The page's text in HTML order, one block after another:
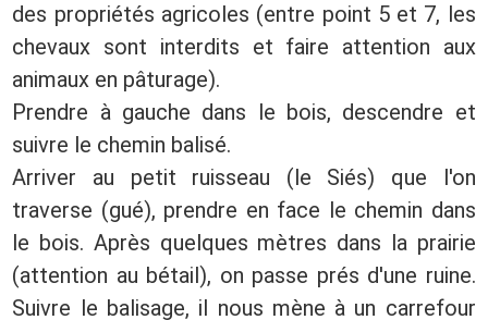
des propriétés agricoles (entre point 5 et 7, les
chevaux sont interdits et faire attention aux
animaux en pâturage).
Prendre à gauche dans le bois, descendre et
suivre le chemin balisé.
Arriver au petit ruisseau (le Siés) que l'on
traverse (gué), prendre en face le chemin dans
le bois. Après quelques mètres dans la prairie
(attention au bétail), on passe prés d'une ruine.
Suivre le balisage, il nous mène à un carrefour